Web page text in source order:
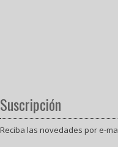
Suscripción
Reciba las novedades por e-